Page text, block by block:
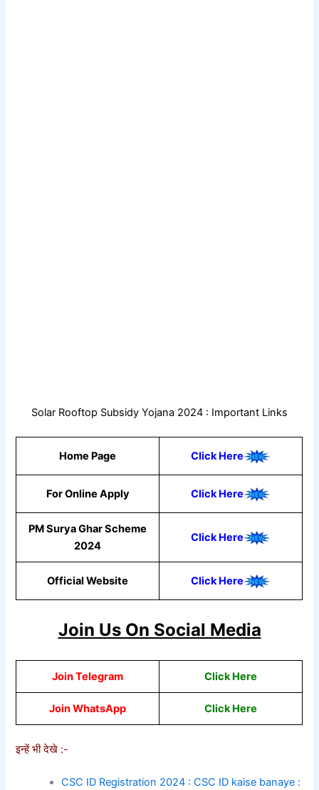
Solar Rooftop Subsidy Yojana 2024 : Important Links
Home Page Click Here
For Online Apply Click Here
PM Surya Ghar Scheme
2024
Click Here
Official Website Click Here
Join Us On Social Media
Join Telegram Click Here
Join WhatsApp Click Here
इन्हें भी देखे :-
CSC ID Registration 2024 : CSC ID kaise banaye :